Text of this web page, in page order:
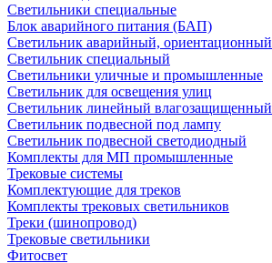
Светильники специальные
Блок аварийного питания (БАП)
Светильник аварийный, ориентационный
Светильник специальный
Светильники уличные и промышленные
Светильник для освещения улиц
Светильник линейный влагозащищенный
Светильник подвесной под лампу
Светильник подвесной светодиодный
Комплекты для МП промышленные
Трековые системы
Комплектующие для треков
Комплекты трековых светильников
Треки (шинопровод)
Трековые светильники
Фитосвет